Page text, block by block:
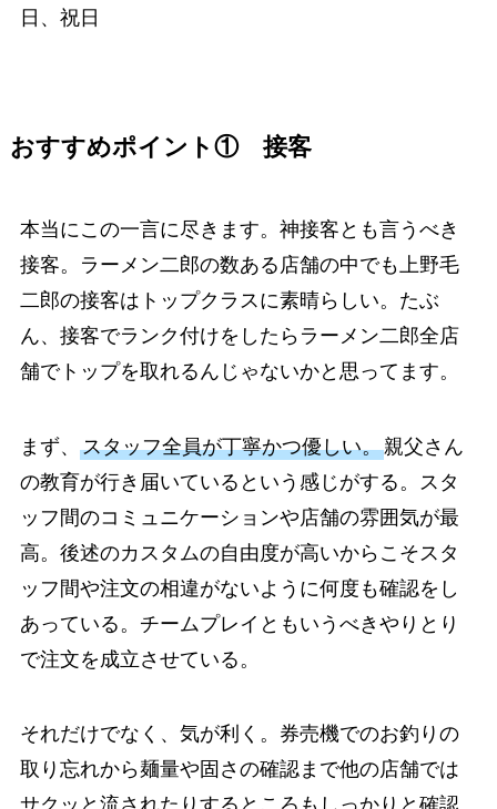
日、祝日
おすすめポイント① 接客
本当にこの一言に尽きます。神接客とも言うべき
接客。ラーメン二郎の数ある店舗の中でも上野毛
二郎の接客はトップクラスに素晴らしい。たぶ
ん、接客でランク付けをしたらラーメン二郎全店
舗でトップを取れるんじゃないかと思ってます。
まず、 スタッフ全員が丁寧かつ優しい。親父さん
の教育が行き届いているという感じがする。スタ
ッフ間のコミュニケーションや店舗の雰囲気が最
高。後述のカスタムの自由度が高いからこそスタ
ッフ間や注文の相違がないように何度も確認をし
あっている。チームプレイともいうべきやりとり
で注文を成立させている。
それだけでなく、気が利く。券売機でのお釣りの
取り忘れから麺量や固さの確認まで他の店舗では